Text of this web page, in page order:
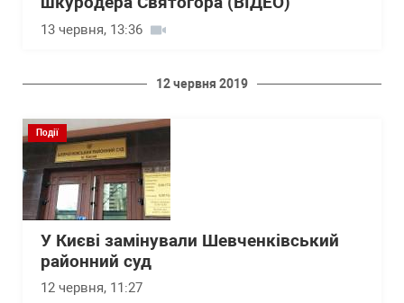
13 червня, 13:36
12 червня 2019
Події
У Києві замінували Шевченківський
районний суд
12 червня, 11:27